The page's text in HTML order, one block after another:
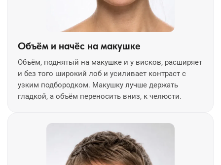
Объём и начёс на макушке
Объём, поднятый на макушке и у висков, расширяет
и без того широкий лоб и усиливает контраст с
узким подбородком. Макушку лучше держать
гладкой, а объём переносить вниз, к челюсти.